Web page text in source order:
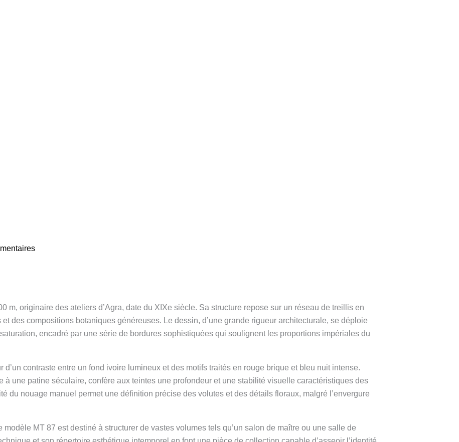
m, originaire des ateliers d’Agra, date du XIXe siècle. Sa structure repose sur un réseau de treillis en
et des compositions botaniques généreuses. Le dessin, d’une grande rigueur architecturale, se déploie
encadré par une série de bordures sophistiquées qui soulignent les proportions impériales du
d’un contraste entre un fond ivoire lumineux et des motifs traités en rouge brique et bleu nuit intense.
à une patine séculaire, confère aux teintes une profondeur et une stabilité visuelle caractéristiques des
du nouage manuel permet une définition précise des volutes et des détails floraux, malgré l’envergure
MT 87 est destiné à structurer de vastes volumes tels qu’un salon de maître ou une salle de